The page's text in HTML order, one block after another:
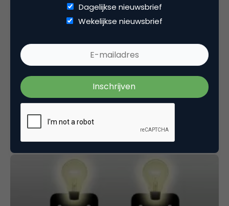
Commerce
Open Innovatie: Brainport of Zuidas?
Open Innovatie is een trend waar ondernemingen,
kennisinstellingen en overheden niet meer omheen
kunnen. In het vorige artikel – Open…
Dagelijkse nieuwsbrief
Wekelijkse nieuwsbrief